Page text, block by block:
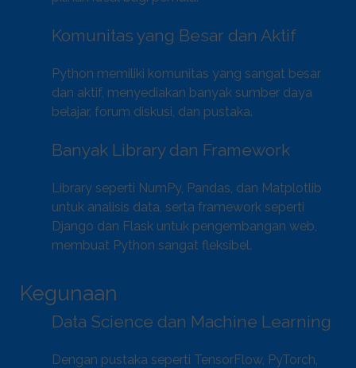
Komunitas yang Besar dan Aktif
Python memiliki komunitas yang sangat besar
dan aktif, menyediakan banyak sumber daya
belajar, forum diskusi, dan pustaka.
Banyak Library dan Framework
Library seperti NumPy, Pandas, dan Matplotlib
untuk analisis data, serta framework seperti
Django dan Flask untuk pengembangan web,
membuat Python sangat fleksibel.
Kegunaan
Data Science dan Machine Learning
Dengan pustaka seperti TensorFlow, PyTorch,